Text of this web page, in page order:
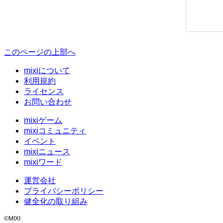
このページの上部へ
mixiについて
利用規約
ライセンス
お問い合わせ
mixiゲーム
mixiコミュニティ
イベント
mixiニュース
mixiワード
運営会社
プライバシーポリシー
健全化の取り組み
©MIXI